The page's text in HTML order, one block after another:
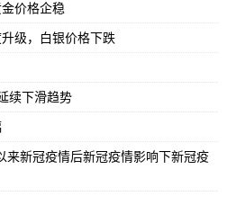
价格企稳
级，白银价格下跌
续下滑趋势
来新冠疫情后新冠疫情影响下新冠疫